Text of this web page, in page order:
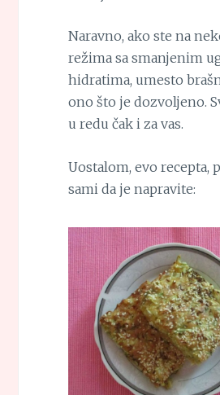
Naravno, ako ste na
režima sa smanjenim
hidratima, umesto
ono što je dozvoljeno.
u redu čak i za vas.
Uostalom, evo recepta,
sami da je napravite: